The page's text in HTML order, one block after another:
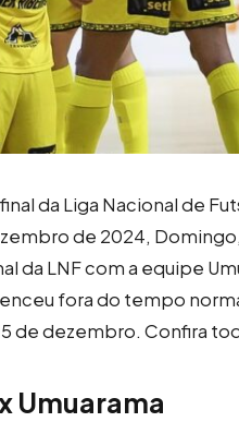
da Liga Nacional de
de 2024,
da LNF com a equipe
fora do tempo
de dezembro. Confira
Umuarama